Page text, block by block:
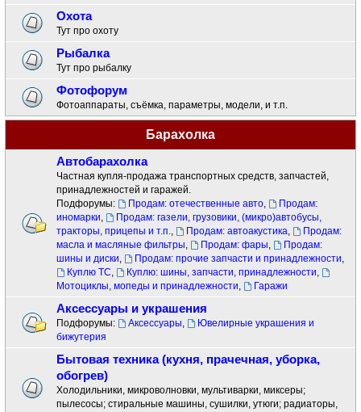
Охота
Тут про охоту
Рыбалка
Тут про рыбалку
Фотофорум
Фотоаппараты, съёмка, параметры, модели, и т.п.
Барахолка
Автобарахолка
Частная купля-продажа транспортных средств, запчастей,
принадлежностей и гаражей.
Подфорумы:
Продам: отечественные авто,
Продам:
иномарки,
Продам: газели, грузовики, (микро)автобусы,
тракторы, прицепы и т.п., Продам: автоакустика,
Продам:
масла и масляные фильтры, Продам: фары,
Продам:
шины и диски, Продам: прочие запчасти и принадлежности,
Куплю ТС, Куплю: шины, запчасти, принадлежности,
Мотоциклы, мопеды и принадлежности, Гаражи
Аксессуары и украшения
Подфорумы: Аксессуары,
Ювелирные украшения и
бижутерия
Бытовая техника (кухня, прачечная, уборка,
обогрев)
Холодильники, микроволновки, мультиварки, миксеры;
пылесосы; стиральные машины, сушилки, утюги; радиаторы,